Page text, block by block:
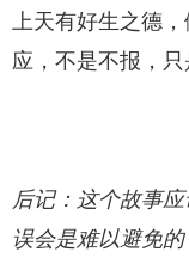
上天有好生之德
应，不是不报，只
后记：这个故事
误会是难以避免